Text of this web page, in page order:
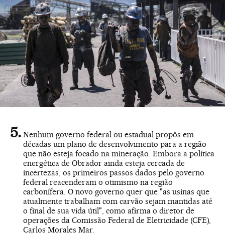
Nenhum governo federal ou estadual propôs em
décadas um plano de desenvolvimento para a região
que não esteja focado na mineração. Embora a política
energética de Obrador ainda esteja cercada de
incertezas, os primeiros passos dados pelo governo
federal reacenderam o otimismo na região
carbonífera. O novo governo quer que "as usinas que
atualmente trabalham com carvão sejam mantidas até
o final de sua vida útil", como afirma o diretor de
operações da Comissão Federal de Eletricidade (CFE),
Carlos Morales Mar.